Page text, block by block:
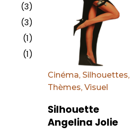
(3)
(3)
(1)
(1)
Cinéma, Silhouettes,
Thèmes, Visuel
Silhouette
Angelina Jolie